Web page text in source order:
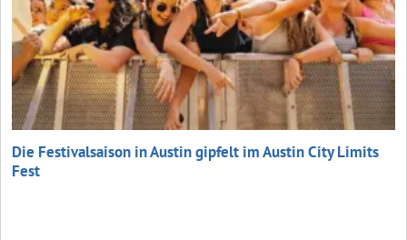
Die Festivalsaison in Austin gipfelt im Austin City Limits
Fest